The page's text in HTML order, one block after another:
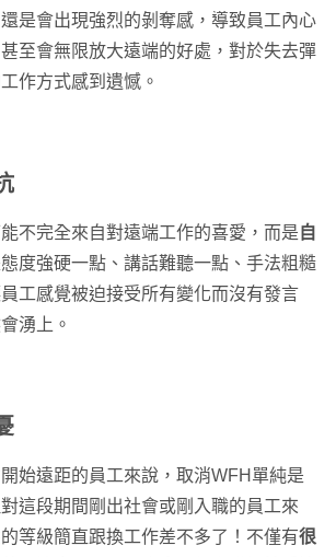
是會出現強烈的剝奪感，導致員工內心
至會無限放大遠端的好處，對於失去彈
作方式感到遺憾。
不完全來自對遠端工作的喜愛，而是 自
態度強硬一點、講話難聽一點、手法粗糙
工感覺被迫接受所有變化而沒有發言
湧上。
始遠距的員工來說，取消WFH單純是
這段期間剛出社會或剛入職的員工來
等級簡直跟換工作差不多了！不僅有很